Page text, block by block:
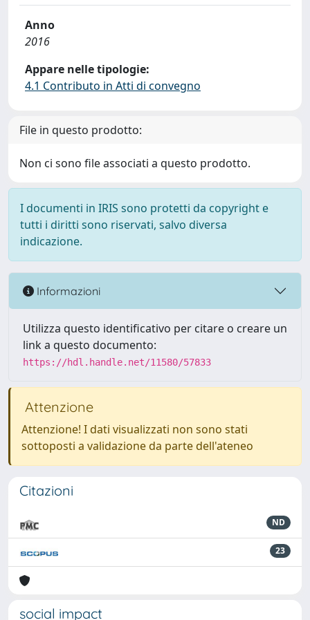
Anno
2016
Appare nelle tipologie:
4.1 Contributo in Atti di convegno
File in questo prodotto:
Non ci sono file associati a questo prodotto.
I documenti in IRIS sono protetti da copyright e
tutti i diritti sono riservati, salvo diversa
indicazione.
Informazioni
Utilizza questo identificativo per citare o creare un
link a questo documento:
https://hdl.handle.net/11580/57833
Attenzione
Attenzione! I dati visualizzati non sono stati
sottoposti a validazione da parte dell'ateneo
Citazioni
ND
23
social impact